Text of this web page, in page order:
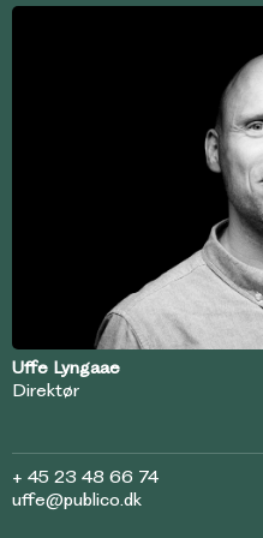
Uffe Lyngaae
Direktør
+ 45 23 48 66 74
uffe@publico.dk